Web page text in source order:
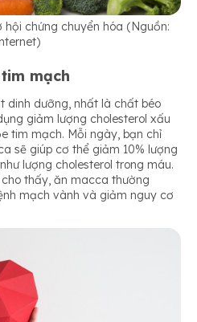
chứng chuyển hóa (Nguồn:
mạch
dinh dưỡng, nhất là chất béo
giảm lượng cholesterol xấu
tim mạch. Mỗi ngày, bạn chỉ
sẽ giúp cơ thể giảm 10% lượng
lượng cholesterol trong máu.
thấy, ăn macca thường
mạch vành và giảm nguy cơ